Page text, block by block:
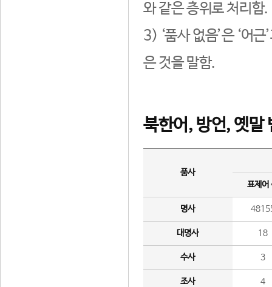
와 같은 층위로 처리함.
3) ‘품사 없음’은 ‘어
은 것을 말함.
북한어, 방언, 옛말
품사
표제어
명사
대명사 18
수사 3
조사 4